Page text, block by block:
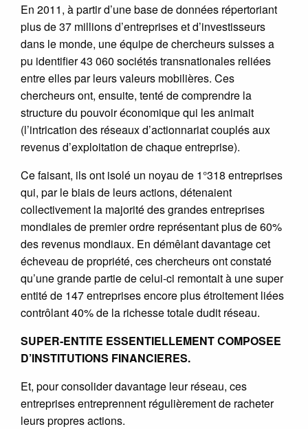
En 2011, à partir d’une base de données répertoriant
plus de 37 millions d’entreprises et d’investisseurs
dans le monde, une équipe de chercheurs suisses a
pu identifier 43 060 sociétés transnationales reliées
entre elles par leurs valeurs mobilières. Ces
chercheurs ont, ensuite, tenté de comprendre la
structure du pouvoir économique qui les animait
(l’intrication des réseaux d’actionnariat couplés aux
revenus d’exploitation de chaque entreprise).
Ce faisant, ils ont isolé un noyau de 1°318 entreprises
qui, par le biais de leurs actions, détenaient
collectivement la majorité des grandes entreprises
mondiales de premier ordre représentant plus de 60%
des revenus mondiaux. En démêlant davantage cet
écheveau de propriété, ces chercheurs ont constaté
qu’une grande partie de celui-ci remontait à une super
entité de 147 entreprises encore plus étroitement liées
contrôlant 40% de la richesse totale dudit réseau.
SUPER-ENTITE ESSENTIELLEMENT COMPOSEE
D’INSTITUTIONS FINANCIERES.
Et, pour consolider davantage leur réseau, ces
entreprises entreprennent régulièrement de racheter
leurs propres actions.